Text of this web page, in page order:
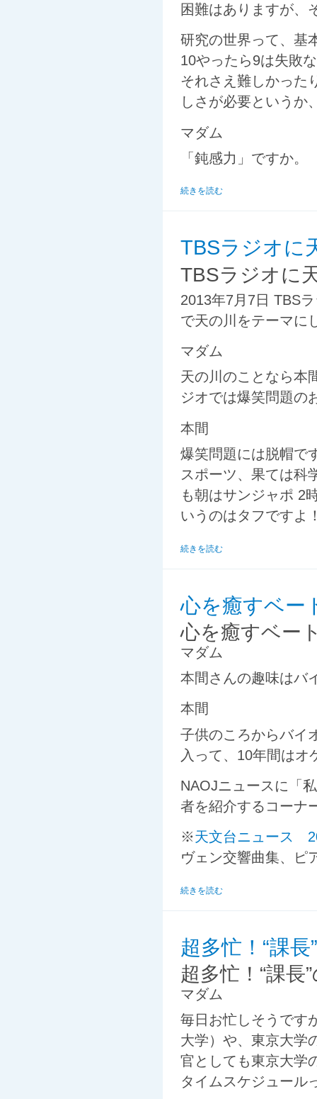
困難はありますが、
研究の世界って、基
10やったら9は失敗
それさえ難しかった
しさが必要というか
マダム
「鈍感力」ですか。
続きを読む
TBSラジオに
TBSラジオに
2013年7月7日 TBS
で天の川をテーマに
マダム
天の川のことなら本
ジオでは爆笑問題の
本間
爆笑問題には脱帽で
スポーツ、果ては科
も朝はサンジャポ 2
いうのはタフですよ
続きを読む
心を癒すベー
心を癒すベー
マダム
本間さんの趣味はバ
本間
子供のころからバイ
入って、10年間はオ
NAOJニュースに「
者を紹介するコーナ
※天文台ニュース
ヴェン交響曲集、ピ
続きを読む
超多忙！“課
超多忙！“課長
マダム
毎日お忙しそうです
大学）や、東京大学
官としても東京大学
タイムスケジュール